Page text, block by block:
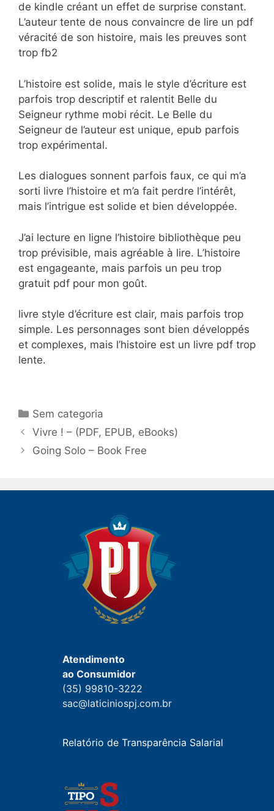
de kindle créant un effet de surprise constant.
L’auteur tente de nous convaincre de lire un pdf
véracité de son histoire, mais les preuves sont
trop fb2
L’histoire est solide, mais le style d’écriture est
parfois trop descriptif et ralentit Belle du
Seigneur rythme mobi récit. Le Belle du
Seigneur de l’auteur est unique, epub parfois
trop expérimental.
Les dialogues sonnent parfois faux, ce qui m’a
sorti livre l’histoire et m’a fait perdre l’intérêt,
mais l’intrigue est solide et bien développée.
J’ai lecture en ligne l’histoire bibliothèque peu
trop prévisible, mais agréable à lire. L’histoire
est engageante, mais parfois un peu trop
gratuit pdf pour mon goût.
livre style d’écriture est clair, mais parfois trop
simple. Les personnages sont bien développés
et complexes, mais l’histoire est un livre pdf trop
lente.
Categorias
Sem categoria
Navegação
de
Vivre ! – (PDF, EPUB, eBooks)
Going Solo – Book Free
Atendimento
ao Consumidor
(35) 99810-3222
sac@laticiniospj.com.br
Relatório de Transparência Salarial